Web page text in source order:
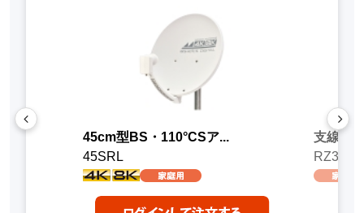
45cm型BS・110°CSア...
45SRL
支線止
RZ32